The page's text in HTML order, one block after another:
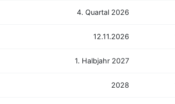
4. Quartal 2026
12.11.2026
1. Halbjahr 2027
2028